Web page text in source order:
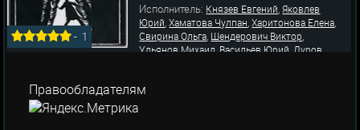
- 1
Исполнитель: Князев Евгений,Яковлев
Юрий,Хаматова Чулпан,Харитонова Елена,
Свирина Ольга, Шендерович Виктор,
Ульянов Михаил Васильев Юрий Дуров
Станислав
Правообладателям